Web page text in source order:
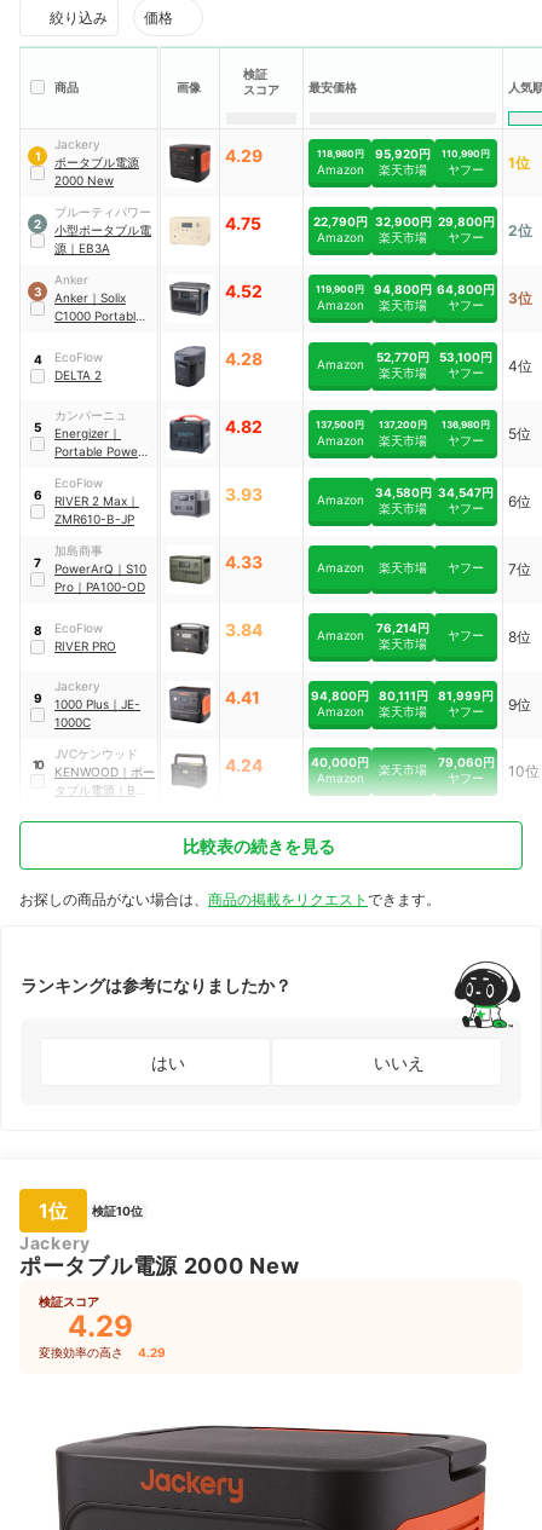
絞り込み 価格
商品 画像
検証
スコア
最安価格 人気
1
Jackery
ポータブル電源
2000 New
4.29 118,980円
Amazon
95,920円
楽天市場
110,990円
ヤフー 1位
2
ブルーティパワー
小型ポータブル電
源 ｜ EB3A
4.75
22,790円
Amazon
32,900円
楽天市場
29,800円
ヤフー
2位
3
Anker
Anker ｜ Solix
C1000 Portable
A17615A1
4.52 119,900円
Amazon
94,800円
楽天市場
64,800円
ヤフー
3位
4
EcoFlow
DELTA 2
4.28 Amazon
52,770円
楽天市場
53,100円
ヤフー
4位
5
カンパーニュ
Energizer ｜
Portable Power
PPS1100W2F
4.82 137,500円
Amazon
137,200円
楽天市場
136,980円
ヤフー 5位
6
EcoFlow
RIVER 2 Max ｜
ZMR610-B-JP
3.93 Amazon
34,580円
楽天市場
34,547円
ヤフー
6位
7
加島商事
PowerArQ ｜ S10
Pro ｜ PA100-OD
4.33 Amazon 楽天市場 ヤフー 7位
8
EcoFlow
RIVER PRO
3.84 Amazon
76,214円
楽天市場
ヤフー 8位
9
Jackery
1000 Plus ｜ JE-
1000C
4.41
94,800円
Amazon
80,111円
楽天市場
81,999円
ヤフー
9位
10
JVCケンウッド
KENWOOD ｜ ポー
タブル電源
BN-
4.24
40,000円
Amazon
楽天市場
79,060円
ヤフー
10位
比較表の続きを見る
お探しの商品がない場合は、 商品の掲載をリクエスト できます。
ランキングは参考になりましたか？
はい いいえ
1位 検証10位
Jackery
ポータブル電源 2000 New
検証スコア
4.29
変換効率の高さ 4.29